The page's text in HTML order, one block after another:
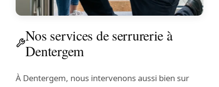
Nos services de serrurerie à
Dentergem
À Dentergem, nous intervenons aussi bien sur